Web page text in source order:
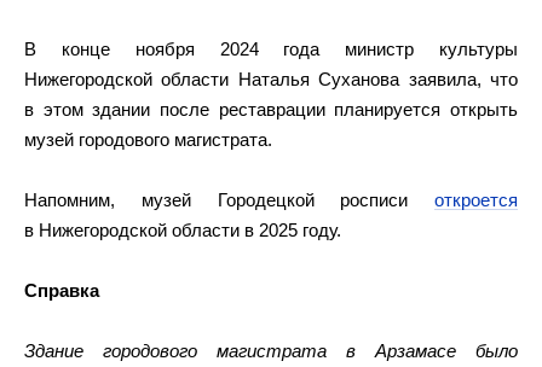
В конце ноября 2024 года министр культуры
Нижегородской области Наталья Суханова заявила, что
в этом здании после реставрации планируется открыть
музей городового магистрата.
Напомним, музей Городецкой росписи откроется
в Нижегородской области в 2025 году.
Справка
Здание городового магистрата в Арзамасе было